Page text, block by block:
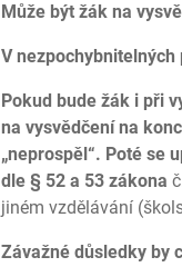
Může být žák na
V
Pokud bude žák i při
na vysvědčení na
„neprospěl“. Poté se
dle § 52 a 53 zákona
jiném vzdělávání
Závažné důsledky by